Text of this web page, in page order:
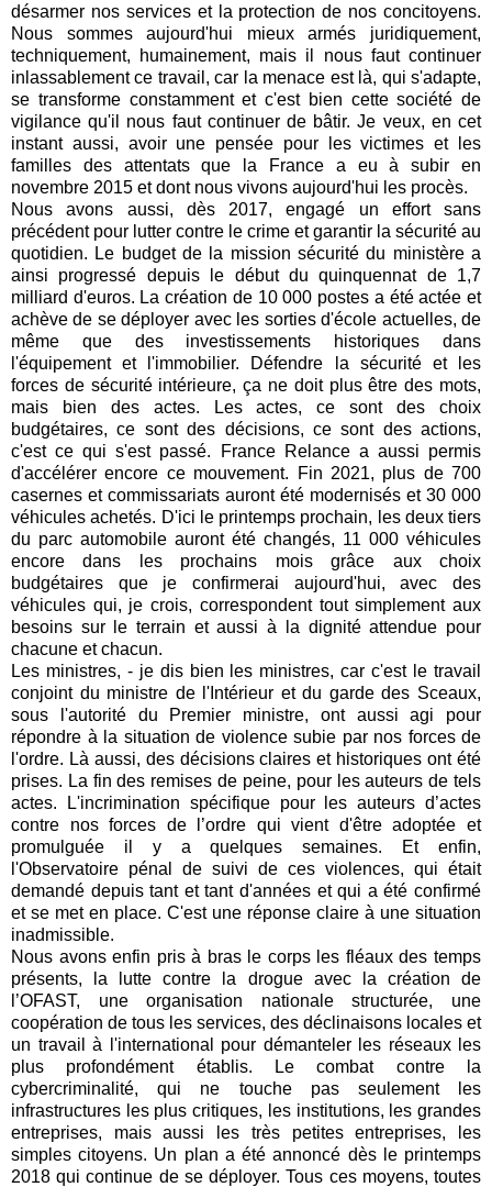
désarmer nos services et la protection de nos concitoyens.
Nous sommes aujourd'hui mieux armés juridiquement,
techniquement, humainement, mais il nous faut continuer
inlassablement ce travail, car la menace est là, qui s'adapte,
se transforme constamment et c'est bien cette société de
vigilance qu'il nous faut continuer de bâtir. Je veux, en cet
instant aussi, avoir une pensée pour les victimes et les
familles des attentats que la France a eu à subir en
novembre 2015 et dont nous vivons aujourd'hui les procès.
Nous avons aussi, dès 2017, engagé un effort sans
précédent pour lutter contre le crime et garantir la sécurité au
quotidien. Le budget de la mission sécurité du ministère a
ainsi progressé depuis le début du quinquennat de 1,7
milliard d'euros. La création de 10 000 postes a été actée et
achève de se déployer avec les sorties d'école actuelles, de
même que des investissements historiques dans
l'équipement et l'immobilier. Défendre la sécurité et les
forces de sécurité intérieure, ça ne doit plus être des mots,
mais bien des actes. Les actes, ce sont des choix
budgétaires, ce sont des décisions, ce sont des actions,
c'est ce qui s'est passé. France Relance a aussi permis
d'accélérer encore ce mouvement. Fin 2021, plus de 700
casernes et commissariats auront été modernisés et 30 000
véhicules achetés. D'ici le printemps prochain, les deux tiers
du parc automobile auront été changés, 11 000 véhicules
encore dans les prochains mois grâce aux choix
budgétaires que je confirmerai aujourd'hui, avec des
véhicules qui, je crois, correspondent tout simplement aux
besoins sur le terrain et aussi à la dignité attendue pour
chacune et chacun.
Les ministres, - je dis bien les ministres, car c'est le travail
conjoint du ministre de l'Intérieur et du garde des Sceaux,
sous l'autorité du Premier ministre, ont aussi agi pour
répondre à la situation de violence subie par nos forces de
l'ordre. Là aussi, des décisions claires et historiques ont été
prises. La fin des remises de peine, pour les auteurs de tels
actes. L'incrimination spécifique pour les auteurs d’actes
contre nos forces de l’ordre qui vient d'être adoptée et
promulguée il y a quelques semaines. Et enfin,
l'Observatoire pénal de suivi de ces violences, qui était
demandé depuis tant et tant d'années et qui a été confirmé
et se met en place. C'est une réponse claire à une situation
inadmissible.
Nous avons enfin pris à bras le corps les fléaux des temps
présents, la lutte contre la drogue avec la création de
l’OFAST, une organisation nationale structurée, une
coopération de tous les services, des déclinaisons locales et
un travail à l'international pour démanteler les réseaux les
plus profondément établis. Le combat contre la
cybercriminalité, qui ne touche pas seulement les
infrastructures les plus critiques, les institutions, les grandes
entreprises, mais aussi les très petites entreprises, les
simples citoyens. Un plan a été annoncé dès le printemps
2018 qui continue de se déployer. Tous ces moyens, toutes